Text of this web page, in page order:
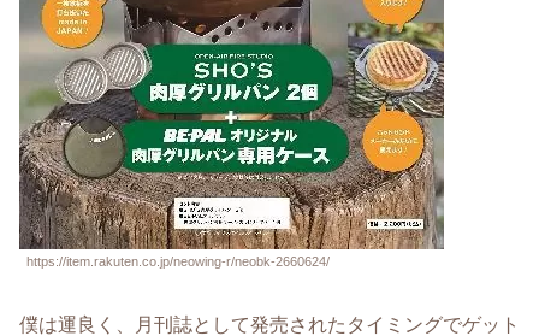
https://item.rakuten.co.jp/neowing-r/neobk-2660624/
僕は運良く、月刊誌として発売されたタイミングでゲット